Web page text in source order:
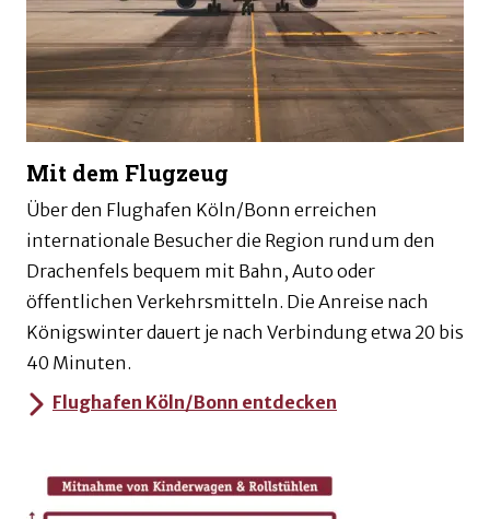
Mit dem Flugzeug
Über den Flughafen Köln/Bonn erreichen
internationale Besucher die Region rund um den
Drachenfels bequem mit Bahn, Auto oder
öffentlichen Verkehrsmitteln. Die Anreise nach
Königswinter dauert je nach Verbindung etwa 20 bis
40 Minuten.
Flughafen Köln/Bonn entdecken